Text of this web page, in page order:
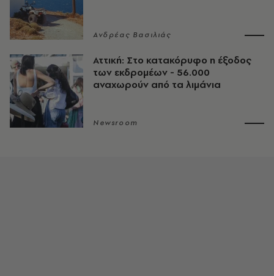
Ανδρέας Βασιλιάς
Αττική: Στο κατακόρυφο η έξοδος
των εκδρομέων - 56.000
αναχωρούν από τα λιμάνια
Newsroom